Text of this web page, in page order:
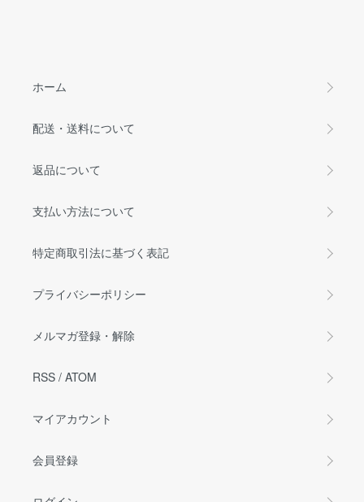
ホーム
配送・送料について
返品について
支払い方法について
特定商取引法に基づく表記
プライバシーポリシー
メルマガ登録・解除
RSS / ATOM
マイアカウント
会員登録